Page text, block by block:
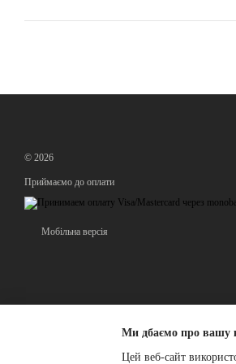
© 2026
Приймаємо до оплати
Мобільна версія
Ми дбаємо про вашу
Цей веб-сайт